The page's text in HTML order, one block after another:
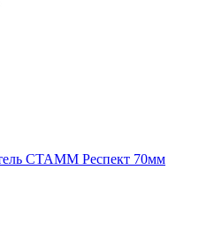
СТАММ Респект 70мм